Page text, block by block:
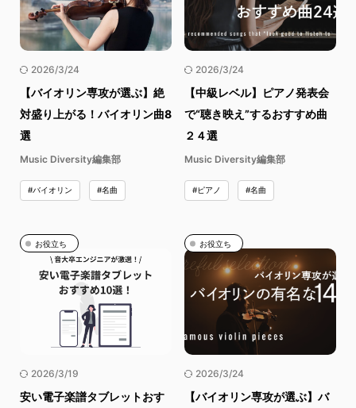
2026/3/24
【バイオリン専攻が選ぶ】絶
対盛り上がる！バイオリン曲8
選
Music Diversity編集部
#バイオリン #名曲
2026/3/24
【中級レベル】ピアノ発表会
で“聴き映え”するおすすめ曲
２４選
Music Diversity編集部
#ピアノ #名曲
お役立ち
2026/3/19
安い電子楽譜タブレットおす
お役立ち
2026/3/24
【バイオリン専攻が選ぶ】バ